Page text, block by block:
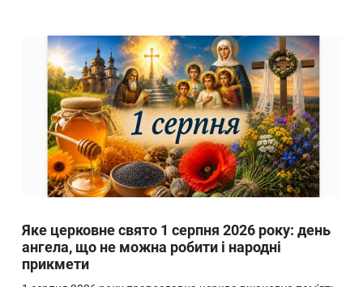
Яке церковне свято 1 серпня 2026 року: день
ангела, що не можна робити і народні
прикмети